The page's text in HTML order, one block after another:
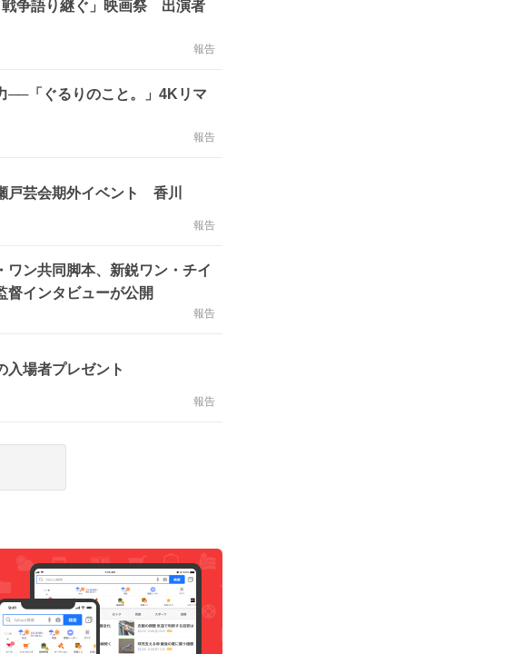
争語り継ぐ」映画祭 出演者
報告
──「ぐるりのこと。」4Kリマ
報告
芸会期外イベント 香川
報告
ワン共同脚本、新鋭ワン・チイ
インタビューが公開
報告
入場者プレゼント
報告